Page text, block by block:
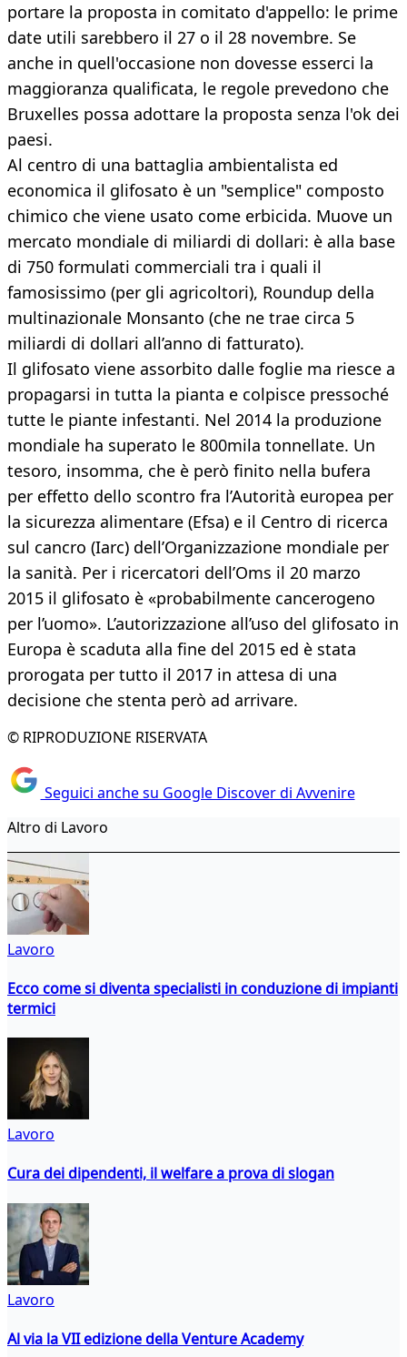
portare la proposta in comitato d'appello: le prime
date utili sarebbero il 27 o il 28 novembre. Se
anche in quell'occasione non dovesse esserci la
maggioranza qualificata, le regole prevedono che
Bruxelles possa adottare la proposta senza l'ok dei
paesi.
Al centro di una battaglia ambientalista ed
economica il glifosato è un "semplice" composto
chimico che viene usato come erbicida. Muove un
mercato mondiale di miliardi di dollari: è alla base
di 750 formulati commerciali tra i quali il
famosissimo (per gli agricoltori), Roundup della
multinazionale Monsanto (che ne trae circa 5
miliardi di dollari all’anno di fatturato).
Il glifosato viene assorbito dalle foglie ma riesce a
propagarsi in tutta la pianta e colpisce pressoché
tutte le piante infestanti. Nel 2014 la produzione
mondiale ha superato le 800mila tonnellate. Un
tesoro, insomma, che è però finito nella bufera
per effetto dello scontro fra l’Autorità europea per
la sicurezza alimentare (Efsa) e il Centro di ricerca
sul cancro (Iarc) dell’Organizzazione mondiale per
la sanità. Per i ricercatori dell’Oms il 20 marzo
2015 il glifosato è «probabilmente cancerogeno
per l’uomo». L’autorizzazione all’uso del glifosato in
Europa è scaduta alla fine del 2015 ed è stata
prorogata per tutto il 2017 in attesa di una
decisione che stenta però ad arrivare.
© RIPRODUZIONE RISERVATA
Seguici anche su Google Discover di Avvenire
Altro di Lavoro
Lavoro
Ecco come si diventa specialisti in conduzione di impianti
termici
Lavoro
Cura dei dipendenti, il welfare a prova di slogan
Lavoro
Al via la VII edizione della Venture Academy